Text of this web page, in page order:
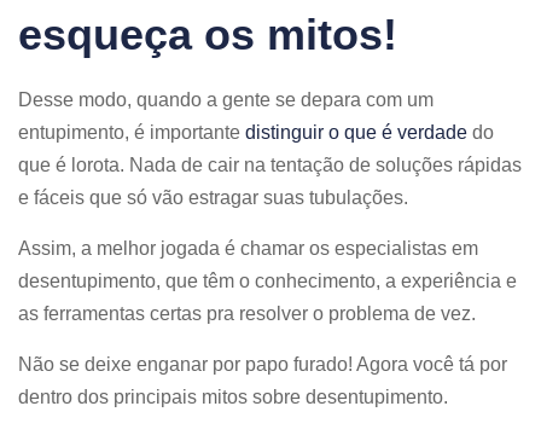
esqueça os mitos!
Desse modo, quando a gente se depara com um
entupimento, é importante distinguir o que é verdade do
que é lorota. Nada de cair na tentação de soluções rápidas
e fáceis que só vão estragar suas tubulações.
Assim, a melhor jogada é chamar os especialistas em
desentupimento, que têm o conhecimento, a experiência e
as ferramentas certas pra resolver o problema de vez.
Não se deixe enganar por papo furado! Agora você tá por
dentro dos principais mitos sobre desentupimento.